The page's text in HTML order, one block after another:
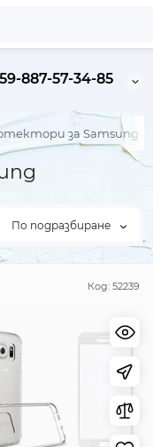
887-57-34-85
за Samsung
По подразбиране
Код: 52239